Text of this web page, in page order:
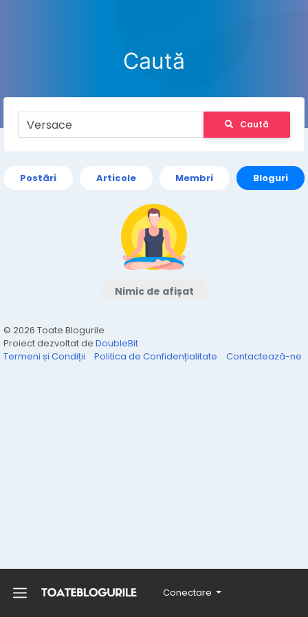
Conectare
Caută
Caută
Postări Articole Membri Bloguri
Nimic de afișat
© 2026 Toate Blogurile
Proiect dezvoltat de DoubleBit
Termeni și Condiții
Politica de Confidențialitate Contactează-ne